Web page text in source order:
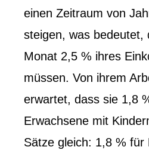
einen Zeitraum von
steigen, was bedeutet,
Monat 2,5 % ihres
müssen. Von ihrem
erwartet, dass sie 1,8
Erwachsene mit
Sätze gleich: 1,8 % für